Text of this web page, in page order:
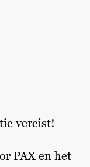
vereist!
PAX en het